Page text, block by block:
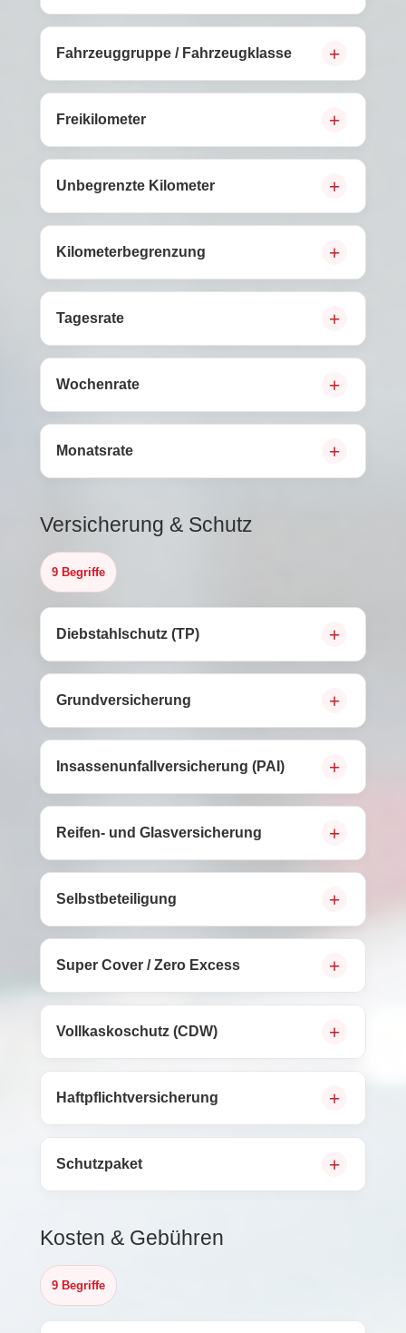
Fahrzeuggruppe / Fahrzeugklasse
Freikilometer
Unbegrenzte Kilometer
Kilometerbegrenzung
Tagesrate
Wochenrate
Monatsrate
Versicherung & Schutz
9 Begriffe
Diebstahlschutz (TP)
Grundversicherung
Insassenunfallversicherung (PAI)
Reifen- und Glasversicherung
Selbstbeteiligung
Super Cover / Zero Excess
Vollkaskoschutz (CDW)
Haftpflichtversicherung
Schutzpaket
Kosten & Gebühren
9 Begriffe